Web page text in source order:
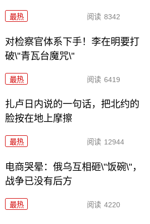
最热 阅读 8342
对检察官体系下手！李在明要打
破\"青瓦台魔咒\"
最热 阅读 6419
扎卢日内说的一句话，把北约的
脸按在地上摩擦
最热 阅读 12944
电商哭晕：俄乌互相砸\"饭碗\"，
战争已没有后方
最热 阅读 4220